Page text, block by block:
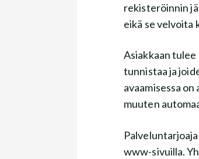
rekisteröinnin
eikä se velvoita
Asiakkaan
tunnistaa ja
avaamisessa
muuten
www-sivuilla.